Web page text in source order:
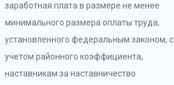
заработная плата в размере не менее
минимального размера оплаты труда,
установленного федеральным законом, с
учетом районного коэффициента,
наставникам за наставничество